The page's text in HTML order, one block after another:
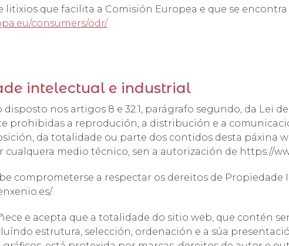
litixios que facilita a Comisión Europea e que se
consumers/odr/
intelectual e industrial
disposto nos artigos 8 e 32.1, parágrafo segundo, da Lei
prohibidas a reprodución, a distribución e a
da totalidade ou parte dos contidos desta páxina
cualquera medio técnico, sen a autorización de https://
comprometerse a respectar os dereitos de
.
e acepta que a totalidade do sitio web, que contén
estrutura, selección, ordenación e a súa